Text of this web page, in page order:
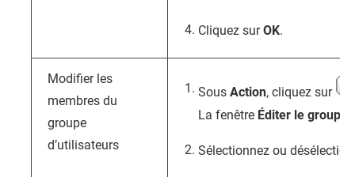
Cliquez surOK.
Modifier les
membres du
groupe
d’utilisateurs
Sous Action, cliquez sur
La fenêtre Éditer le groupe
Sélectionnez ou